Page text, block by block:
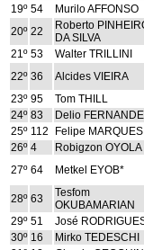
19º 54
Murilo AFFONSO
20º 22
Roberto
DA SILVA
21º 53
Walter TRILLINI
22º 36
Alcides VIEIRA
23º 95
Tom THILL
24º 83
Delio
25º 112
Felipe MARQUES
26º 4
Robigzon OYOLA
27º 64 Metkel EYOB*
28º 63
Tesfom
OKUBAMARIAN
29º 51
José
30º 16
Mirko TEDESCHI